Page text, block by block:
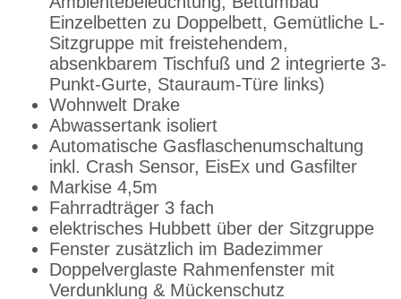
Einzelbetten zu Doppelbett, Gemütliche L-
Sitzgruppe mit freistehendem,
absenkbarem Tischfuß und 2 integrierte 3-
Punkt-Gurte, Stauraum-Türe links)
Wohnwelt Drake
Abwassertank isoliert
Automatische Gasflaschenumschaltung
inkl. Crash Sensor, EisEx und Gasfilter
Markise 4,5m
Fahrradträger 3 fach
elektrisches Hubbett über der Sitzgruppe
Fenster zusätzlich im Badezimmer
Doppelverglaste Rahmenfenster mit
Verdunklung & Mückenschutz